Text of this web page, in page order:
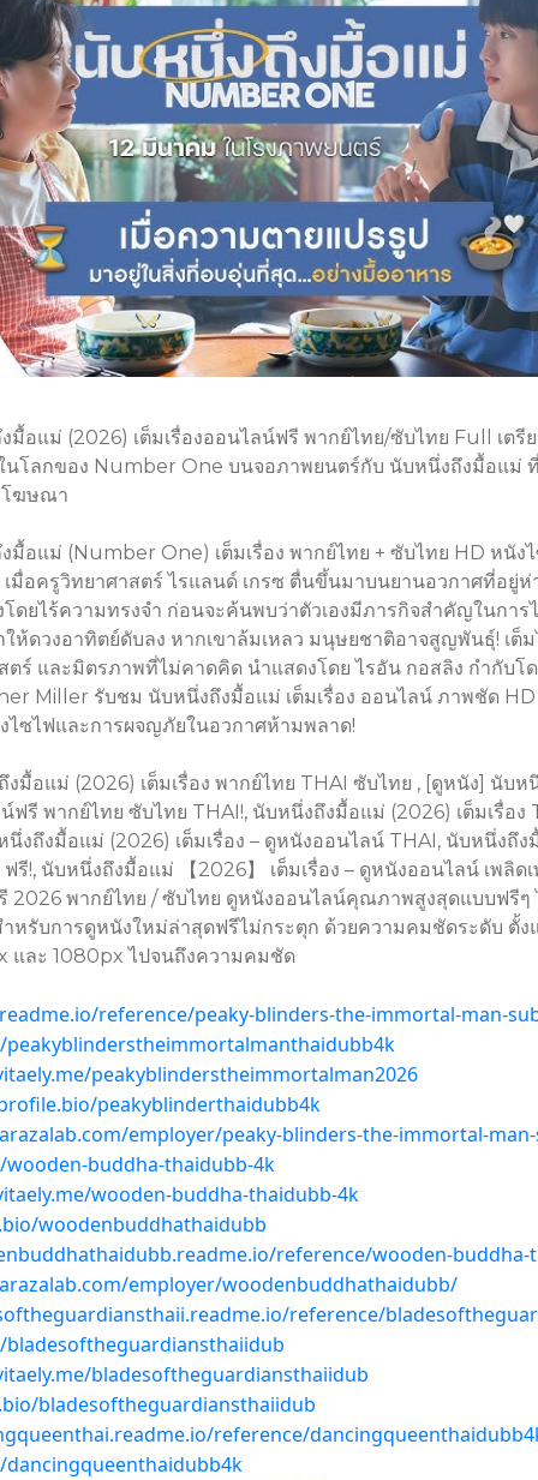
มื้อแม่ (2026) เต็มเรื่องออนไลน์ฟรี พากย์ไทย/ซับไทย Full เตรี
นโลกของ Number One บนจอภาพยนตร์กับ นับหนึ่งถึงมื้อแม่
โฆษณา
มื้อแม่ (Number One) เต็มเรื่อง พากย์ไทย + ซับไทย HD หนัง
มื่อครูวิทยาศาสตร์ ไรแลนด์ เกรซ ตื่นขึ้นมาบนยานอวกาศที่อยู่ห่
ดยไร้ความทรงจำ ก่อนจะค้นพบว่าตัวเองมีภารกิจสำคัญในการ
ห้ดวงอาทิตย์ดับลง หากเขาล้มเหลว มนุษยชาติอาจสูญพันธุ์! เต็
ตร์ และมิตรภาพที่ไม่คาดคิด นำแสดงโดย ไรอัน กอสลิง กำกับโ
Miller รับชม นับหนึ่งถึงมื้อแม่ เต็มเรื่อง ออนไลน์ ภาพชัด
ซไฟและการผจญภัยในอวกาศห้ามพลาด!
มื้อแม่ (2026) เต็มเรื่อง พากย์ไทย THAI ซับไทย , [ดูหนัง] นับห
ฟรี พากย์ไทย ซับไทย THAI!, นับหนึ่งถึงมื้อแม่ (2026) เต็มเรื่อง
นึ่งถึงมื้อแม่ (2026) เต็มเรื่อง – ดูหนังออนไลน์ THAI, นับหนึ่งถึง
ฟรี!, นับหนึ่งถึงมื้อแม่ 【2026】 เต็มเรื่อง – ดูหนังออนไลน์ เพลิด
2026 พากย์ไทย / ซับไทย ดูหนังออนไลน์คุณภาพสูงสุดแบบฟรีๆ
หรับการดูหนังใหม่ล่าสุดฟรีไม่กระตุก ด้วยความคมชัดระดับ ตั้ง
และ 1080px ไปจนถึงความคมชัด
reference/peaky-blinders-the-immortal-man-
peakyblinderstheimmortalman2026
peakyblinderthaidubb4k
employer/peaky-blinders-the-immortal-
buddha-thaidubb-4k
wooden-buddha-thaidubb-4k
woodenbuddhathaidubb
reference/wooden-buddha-
employer/woodenbuddhathaidubb/
reference/
bladesoftheguardiansthaiidub
bladesoftheguardiansthaiidub
reference/